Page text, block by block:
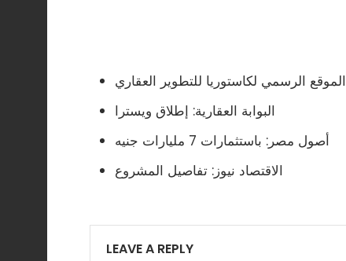
الموقع الرسمي لكاستوريا للتطوير العقاري
البوابة العقارية: إطلاق ويسترا
أصول مصر: باستثمارات 7 مليارات جنيه
الاقتصاد نيوز: تفاصيل المشروع
LEAVE A REPLY